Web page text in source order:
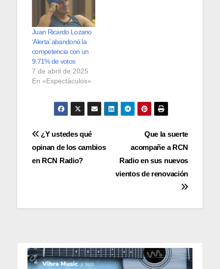
Juan Ricardo Lozano
‘Alerta’ abandonó la
competencia con un
9.71% de votos
7 de abril de 2025
En «Espectáculos»
Navegación
de
Que la suerte
acompañe a RCN
Radio en sus nuevos
vientos de renovación
¿Y ustedes qué
opinan de los cambios
en RCN Radio?